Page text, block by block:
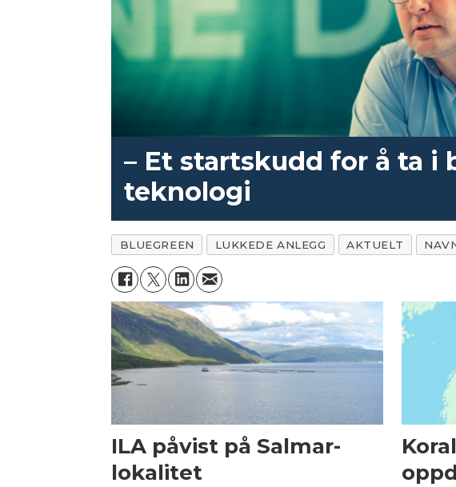
– Et startskudd for å ta i
teknologi
BLUEGREEN LUKKEDE ANLEGG AKTUELT
ILA påvist på Salmar-
lokalitet